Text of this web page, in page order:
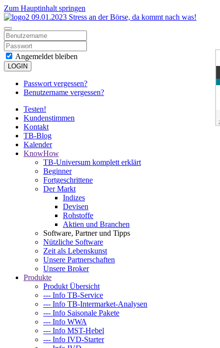
Zum Hauptinhalt springen
Angemeldet bleiben
LOGIN
Passwort vergessen?
Benutzername vergessen?
Testen!
Kundenstimmen
Kontakt
TB-Blog
Kalender
KnowHow
TB-Universum komplett erklärt
Beginner
Fortgeschrittene
Der Markt
Indizes
Devisen
Rohstoffe
Aktien und Branchen
Software, Partner und Tipps
Nützliche Software
Zeit als Lebenskunst
Unsere Partnerschaften
Unsere Broker
Produkte
Produkt Übersicht
--- Info TB-Service
--- Info TB-Intermarket-Analysen
--- Info Saisonale Pakete
--- Info WWA
--- Info MST-Hebel
--- Info IVD-Starter